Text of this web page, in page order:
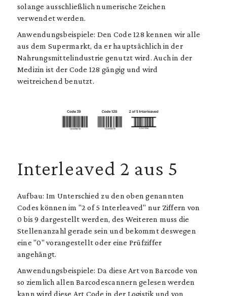
solange ausschließlich numerische Zeichen
verwendet werden.
Anwendungsbeispiele: Den Code 128 kennen wir alle
aus dem Supermarkt, da er hauptsächlich in der
Nahrungsmittelindustrie genutzt wird. Auch in der
Medizin ist der Code 128 gängig und wird
weitreichend benutzt.
Interleaved 2 aus 5
Aufbau: Im Unterschied zu den oben genannten
Codes können im "2 of 5 Interleaved" nur Ziffern von
0 bis 9 dargestellt werden, des Weiteren muss die
Stellenanzahl gerade sein und bekommt deswegen
eine "0" vorangestellt oder eine Prüfziffer
angehängt.
Anwendungsbeispiele: Da diese Art von Barcode von
so ziemlich allen Barcodescannern gelesen werden
kann wird diese Art Code in der Logistik und von